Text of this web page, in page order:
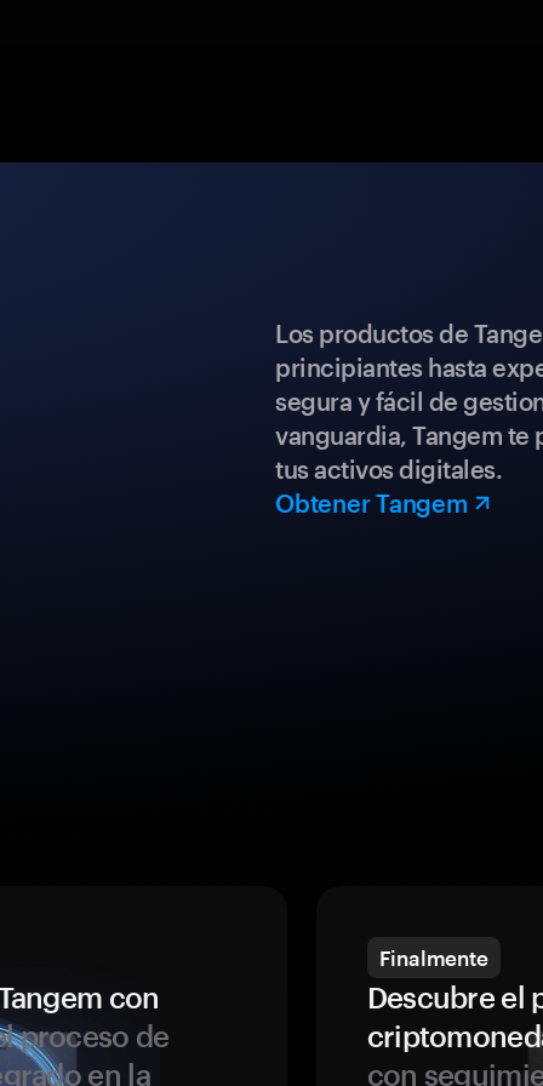
Los productos de
principiantes hasta
segura y fácil de
vanguardia, Tangem
tus activos digitales.
Obtener Tangem
con
proceso de
en la
Finalmente
Descubre el
con